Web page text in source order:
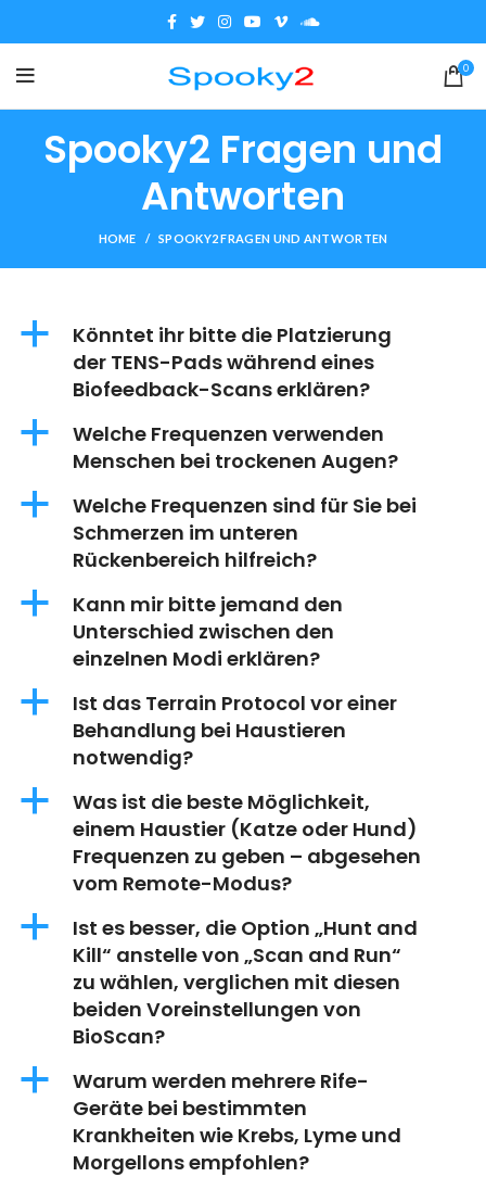
0
Spooky2 Fragen und
Antworten
HOME SPOOKY2 FRAGEN UND ANTWORTEN
a
Könntet ihr bitte die Platzierung
der TENS-Pads während eines
Biofeedback-Scans erklären?
a
Welche Frequenzen verwenden
Menschen bei trockenen Augen?
a
Welche Frequenzen sind für Sie bei
Schmerzen im unteren
Rückenbereich hilfreich?
a
Kann mir bitte jemand den
Unterschied zwischen den
einzelnen Modi erklären?
a
Ist das Terrain Protocol vor einer
Behandlung bei Haustieren
notwendig?
a
Was ist die beste Möglichkeit,
einem Haustier (Katze oder Hund)
Frequenzen zu geben – abgesehen
vom Remote-Modus?
a
Ist es besser, die Option „Hunt and
Kill“ anstelle von „Scan and Run“
zu wählen, verglichen mit diesen
beiden Voreinstellungen von
BioScan?
a
Warum werden mehrere Rife-
Geräte bei bestimmten
Krankheiten wie Krebs, Lyme und
Morgellons empfohlen?